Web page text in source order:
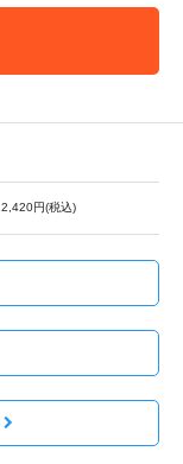
2,420円(税込)